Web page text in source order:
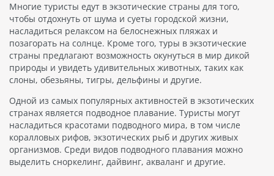
Многие туристы едут в экзотические страны для того,
чтобы отдохнуть от шума и суеты городской жизни,
насладиться релаксом на белоснежных пляжах и
позагорать на солнце. Кроме того, туры в экзотические
страны предлагают возможность окунуться в мир дикой
природы и увидеть удивительных животных, таких как
слоны, обезьяны, тигры, дельфины и другие.
Одной из самых популярных активностей в экзотических
странах является подводное плавание. Туристы могут
насладиться красотами подводного мира, в том числе
коралловых рифов, экзотических рыб и других живых
организмов. Среди видов подводного плавания можно
выделить сноркелинг, дайвинг, акваланг и другие.